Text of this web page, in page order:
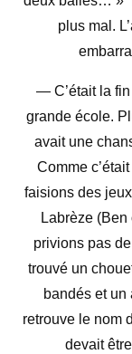
plus mal.
— C’était la fin
grande école.
avait une
Comme
faisions des
Labrèze (Ben
privions pas
trouvé un
bandés et un
retrouve le nom
devait